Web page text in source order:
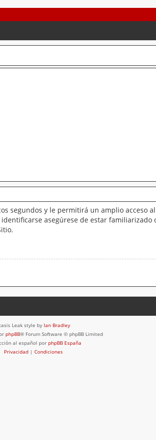
segundos y le permitirá un amplio acceso
asegúrese de estar
Leak style by Ian Bradley
phpBB® Forum Software © phpBB Limited
al español por phpBB España
Privacidad | Condiciones